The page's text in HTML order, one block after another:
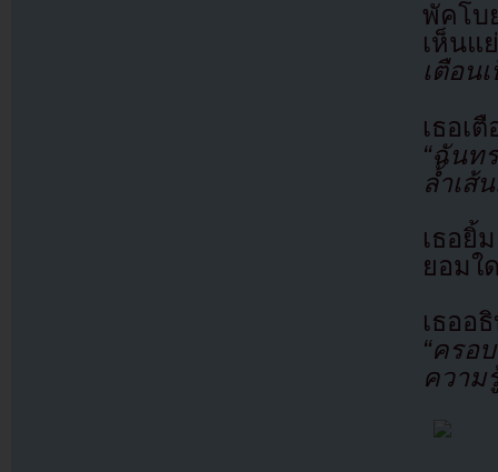
พัคโบ
เห็นแ
เตือน
เธอเ
“ฉันท
ล้ำเส้
เธอยิ้
ยอมใ
เธออ
“ครอ
ความ